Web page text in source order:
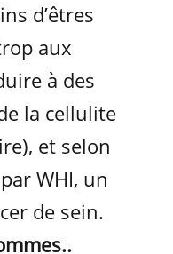
d’êtres
aux
à des
la cellulite
et selon
WHI, un
de sein.